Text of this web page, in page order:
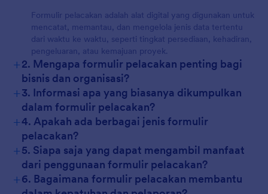
Formulir pelacakan adalah alat digital yang digunakan untuk
mencatat, memantau, dan mengelola jenis data tertentu
dari waktu ke waktu, seperti tingkat persediaan, kehadiran,
pengeluaran, atau kemajuan proyek.
+2. Mengapa formulir pelacakan penting bagi
bisnis dan organisasi?
+3. Informasi apa yang biasanya dikumpulkan
dalam formulir pelacakan?
+4. Apakah ada berbagai jenis formulir
pelacakan?
+5. Siapa saja yang dapat mengambil manfaat
dari penggunaan formulir pelacakan?
+6. Bagaimana formulir pelacakan membantu